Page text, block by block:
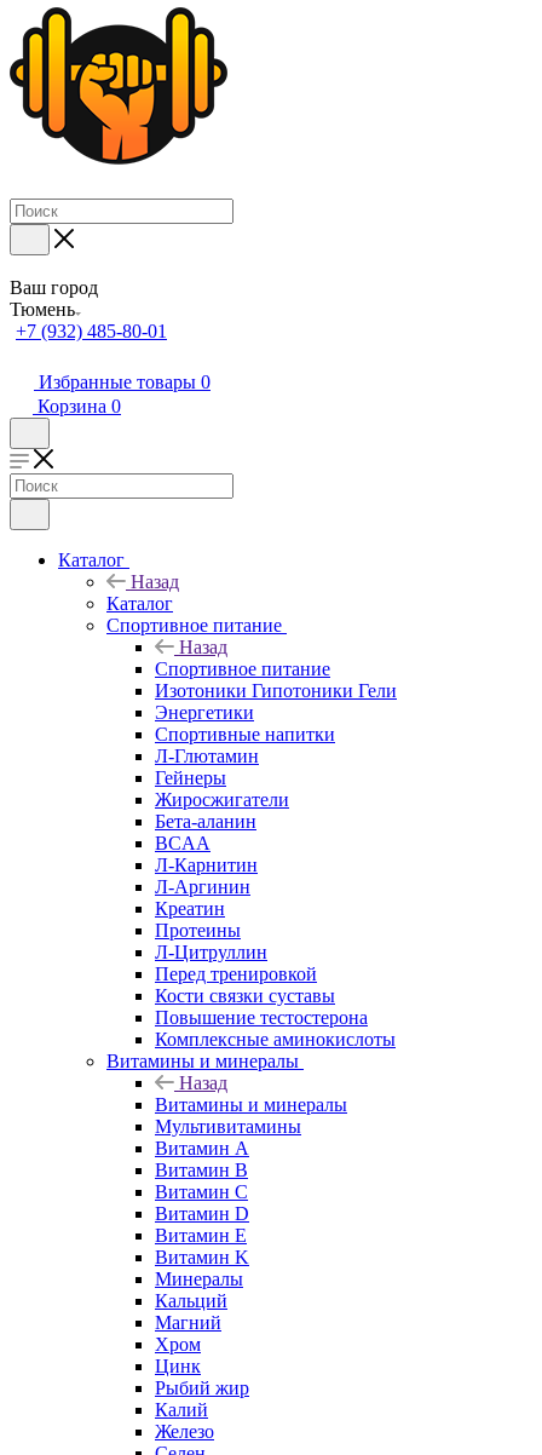
Ваш город
Тюмень
+7 (932) 485-80-01
Избранные товары 0
Корзина 0
Каталог
Назад
Каталог
Спортивное питание
Назад
Спортивное питание
Изотоники Гипотоники Гели
Энергетики
Спортивные напитки
Л-Глютамин
Гейнеры
Жиросжигатели
Бета-аланин
BCAA
Л-Карнитин
Л-Аргинин
Креатин
Протеины
Л-Цитруллин
Перед тренировкой
Кости связки суставы
Повышение тестостерона
Комплексные аминокислоты
Витамины и минералы
Назад
Витамины и минералы
Мультивитамины
Витамин A
Витамин B
Витамин C
Витамин D
Витамин E
Витамин K
Минералы
Кальций
Магний
Хром
Цинк
Рыбий жир
Калий
Железо